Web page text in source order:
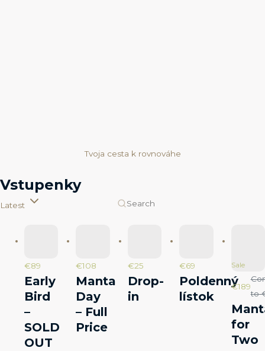
Tvoja cesta k rovnováhe
Vstupenky
Latest
€89
Early
Bird
–
SOLD
OUT
€108
Manta
Day
– Full
Price
€25
Drop-
in
€69
Poldenný
lístok
Sale
€189
to
for
Two